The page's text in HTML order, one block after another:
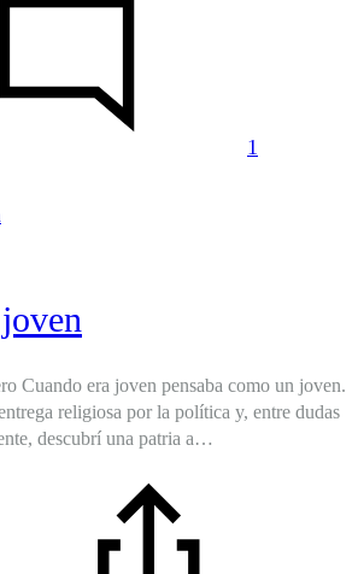
1
Cuando era joven pensaba como un joven.
religiosa por la política y, entre dudas
descubrí una patria a…